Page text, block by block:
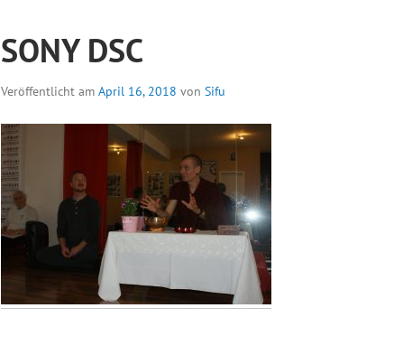
SONY DSC
Veröffentlicht am April 16, 2018 von Sifu